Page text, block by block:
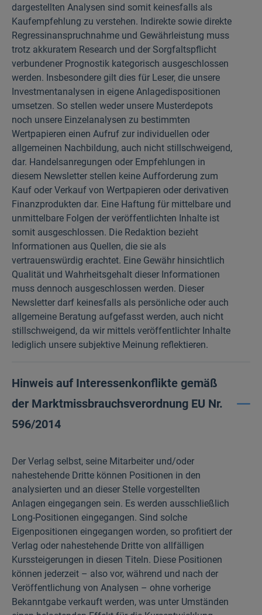
dargestellten Analysen sind somit keinesfalls als
Kaufempfehlung zu verstehen. Indirekte sowie direkte
Regressinanspruchnahme und Gewährleistung muss
trotz akkuratem Research und der Sorgfaltspflicht
verbundener Prognostik kategorisch ausgeschlossen
werden. Insbesondere gilt dies für Leser, die unsere
Investmentanalysen in eigene Anlagedispositionen
umsetzen. So stellen weder unsere Musterdepots
noch unsere Einzelanalysen zu bestimmten
Wertpapieren einen Aufruf zur individuellen oder
allgemeinen Nachbildung, auch nicht stillschweigend,
dar. Handelsanregungen oder Empfehlungen in
diesem Newsletter stellen keine Aufforderung zum
Kauf oder Verkauf von Wertpapieren oder derivativen
Finanzprodukten dar. Eine Haftung für mittelbare und
unmittelbare Folgen der veröffentlichten Inhalte ist
somit ausgeschlossen. Die Redaktion bezieht
Informationen aus Quellen, die sie als
vertrauenswürdig erachtet. Eine Gewähr hinsichtlich
Qualität und Wahrheitsgehalt dieser Informationen
muss dennoch ausgeschlossen werden. Dieser
Newsletter darf keinesfalls als persönliche oder auch
allgemeine Beratung aufgefasst werden, auch nicht
stillschweigend, da wir mittels veröffentlichter Inhalte
lediglich unsere subjektive Meinung reflektieren.
Hinweis auf Interessenkonflikte gemäß
der Marktmissbrauchsverordnung EU Nr.
596/2014
Der Verlag selbst, seine Mitarbeiter und/oder
nahestehende Dritte können Positionen in den
analysierten und an dieser Stelle vorgestellten
Anlagen eingegangen sein. Es werden ausschließlich
Long-Positionen eingegangen. Sind solche
Eigenpositionen eingegangen worden, so profitiert der
Verlag oder nahestehende Dritte von allfälligen
Kurssteigerungen in diesen Titeln. Diese Positionen
können jederzeit – also vor, während und nach der
Veröffentlichung von Analysen – ohne vorherige
Bekanntgabe verkauft werden, was unter Umständen